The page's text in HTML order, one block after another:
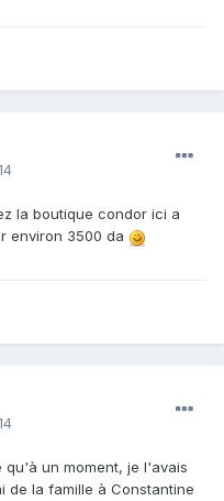
la boutique condor ici a
environ 3500 da
un moment, je l'avais
de la famille à Constantine